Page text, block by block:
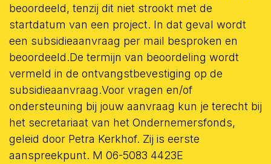
beoordeeld, tenzij dit niet strookt met de
startdatum van een project. In dat geval wordt
een subsidieaanvraag per mail besproken en
beoordeeld.De termijn van beoordeling wordt
vermeld in de ontvangstbevestiging op de
subsidieaanvraag.Voor vragen en/of
ondersteuning bij jouw aanvraag kun je terecht bij
het secretariaat van het Ondernemersfonds,
geleid door Petra Kerkhof. Zij is eerste
aanspreekpunt. M 06-5083 4423E